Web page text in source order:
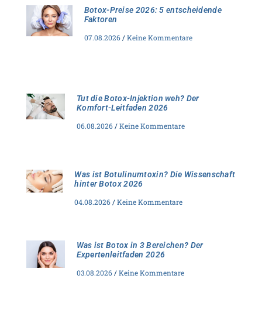
Botox-Preise 2026: 5 entscheidende
Faktoren
07.08.2026 Keine Kommentare
Tut die Botox-Injektion weh? Der
Komfort-Leitfaden 2026
06.08.2026 Keine Kommentare
Was ist Botulinumtoxin? Die Wissenschaft
hinter Botox 2026
04.08.2026 Keine Kommentare
Was ist Botox in 3 Bereichen? Der
Expertenleitfaden 2026
03.08.2026 Keine Kommentare